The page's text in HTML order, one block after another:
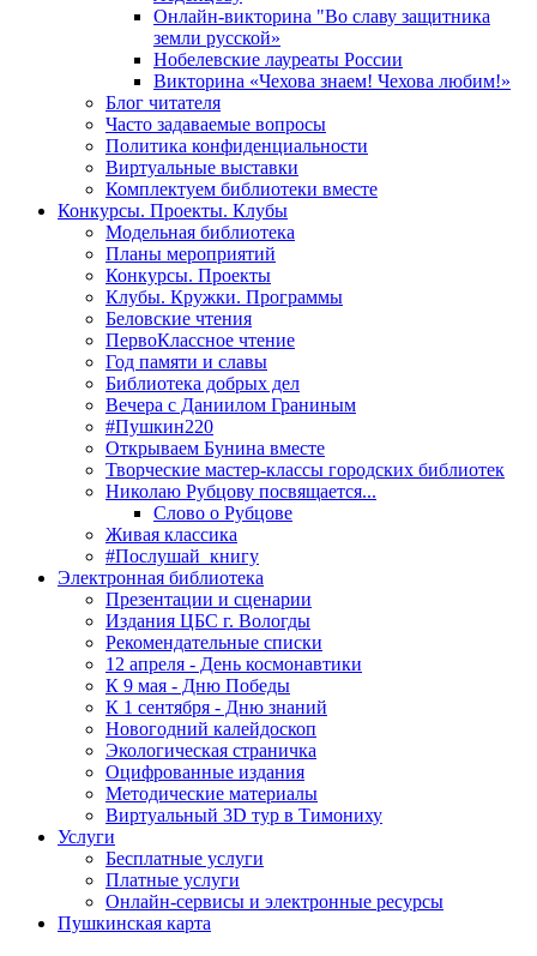
Онлайн-викторина "Во славу защитника
земли русской»
Нобелевские лауреаты России
Викторина «Чехова знаем! Чехова любим!»
Блог читателя
Часто задаваемые вопросы
Политика конфиденциальности
Виртуальные выставки
Комплектуем библиотеки вместе
Конкурсы. Проекты. Клубы
Модельная библиотека
Планы мероприятий
Конкурсы. Проекты
Клубы. Кружки. Программы
Беловские чтения
ПервоКлассное чтение
Год памяти и славы
Библиотека добрых дел
Вечера с Даниилом Граниным
#Пушкин220
Открываем Бунина вместе
Творческие мастер-классы городских библиотек
Николаю Рубцову посвящается...
Слово о Рубцове
Живая классика
#Послушай_книгу
Электронная библиотека
Презентации и сценарии
Издания ЦБС г. Вологды
Рекомендательные списки
12 апреля - День космонавтики
К 9 мая - Дню Победы
К 1 сентября - Дню знаний
Новогодний калейдоскоп
Экологическая страничка
Оцифрованные издания
Методические материалы
Виртуальный 3D тур в Тимониху
Услуги
Бесплатные услуги
Платные услуги
Онлайн-сервисы и электронные ресурсы
Пушкинская карта